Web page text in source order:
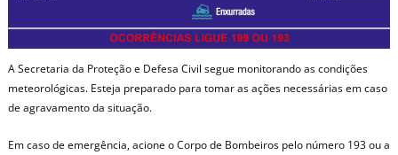
A Secretaria da Proteção e Defesa Civil segue monitorando as condições
meteorológicas. Esteja preparado para tomar as ações necessárias em caso
de agravamento da situação.
Em caso de emergência, acione o Corpo de Bombeiros pelo número 193 ou a